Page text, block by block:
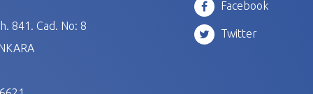
841. Cad. No: 8
Facebook
Twitter